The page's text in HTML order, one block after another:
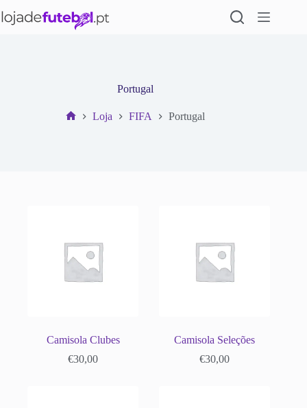
para
Portugal
Loja FIFA Portugal
Camisola Clubes
€30,00
Camisola Seleções
€30,00